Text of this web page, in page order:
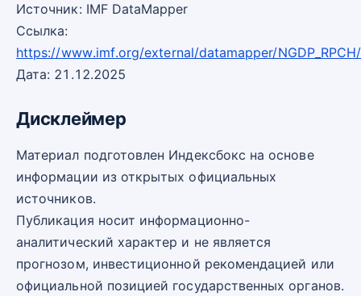
Источник: IMF DataMapper
Ссылка:
https://www.imf.org/external/datamapper/
Дата: 21.12.2025
Дисклеймер
Материал подготовлен Индексбокс на основе
информации из открытых официальных
источников.
Публикация носит информационно-
аналитический характер и не является
прогнозом, инвестиционной рекомендацией или
официальной позицией государственных органов.